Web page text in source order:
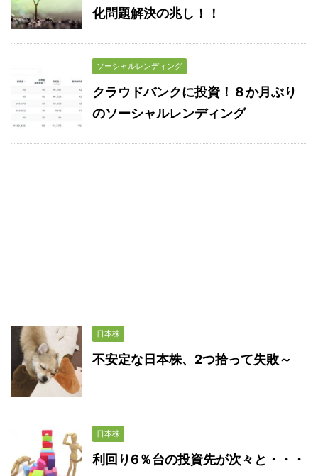
化問題解決の兆し！！
ソーシャルレンディング
クラウドバンクに投資！８か月ぶり
のソーシャルレンディング
日本株
不安定な日本株、2つ拾って失敗～
日本株
利回り6％台の投資先が次々と・・・